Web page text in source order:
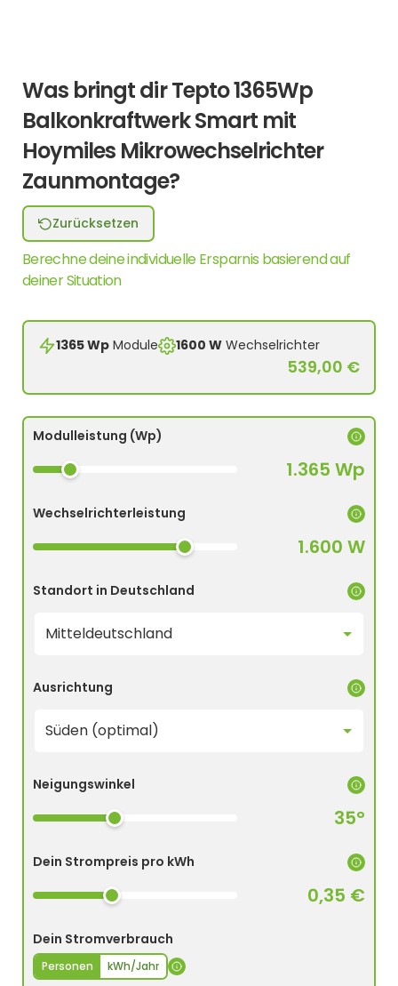
Was bringt dir Tepto 1365Wp
Balkonkraftwerk Smart mit
Hoymiles Mikrowechselrichter
Zaunmontage?
Zurücksetzen
Berechne deine individuelle Ersparnis basierend auf
deiner Situation
1365 Wp Module 1600 W Wechselrichter
539,00 €
Modulleistung (Wp)
1.365 Wp
Wechselrichterleistung
1.600 W
Standort in Deutschland
Ausrichtung
Neigungswinkel
35°
Dein Strompreis pro kWh
0,35 €
Dein Stromverbrauch
Personen kWh/Jahr